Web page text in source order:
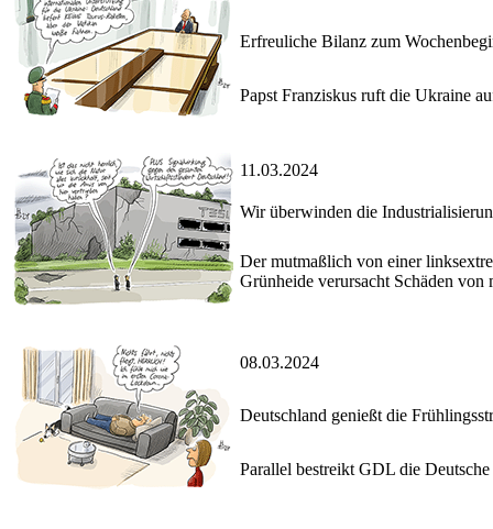
Erfreuliche Bilanz zum
Papst Franziskus ruft die Ukraine
11.03.2024
Wir überwinden die
Der mutmaßlich von einer
Grünheide verursacht Schäden
08.03.2024
Deutschland genießt die
Parallel bestreikt GDL die